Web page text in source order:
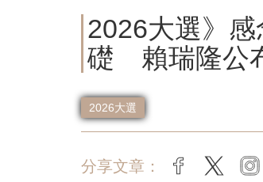
2026大選》
礎 賴瑞隆公
2026大選
分享文章： facebook
twitter